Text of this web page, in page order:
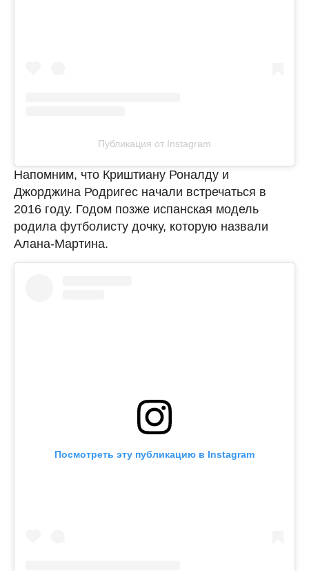
Публикация от Instagram
Напомним, что Криштиану Роналду и
Джорджина Родригес начали встречаться в
2016 году. Годом позже испанская модель
родила футболисту дочку, которую назвали
Алана-Мартина.
Посмотреть эту публикацию в Instagram